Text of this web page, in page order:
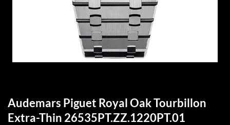
Audemars Piguet Royal Oak Tourbillon
Extra-Thin 26535PT.ZZ.1220PT.01